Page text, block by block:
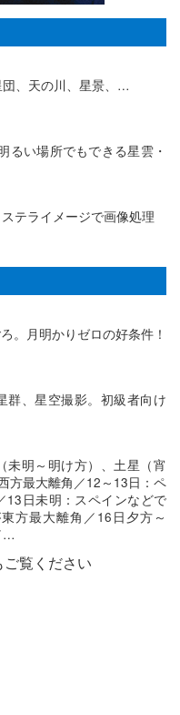
団、天の川、星景、…
るい場所でもできる星雲・
テライメージで画像処理
。月明かりゼロの好条件！
群、星空撮影。初級者向け
未明～明け方）、土星（宵
方最大離角／12～13日：ペ
13日未明：スペインなどで
方最大離角／16日夕方～
…
ご覧ください